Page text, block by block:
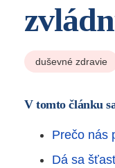
duševné zdravie
V tomto článku
Prečo nás
Dá sa